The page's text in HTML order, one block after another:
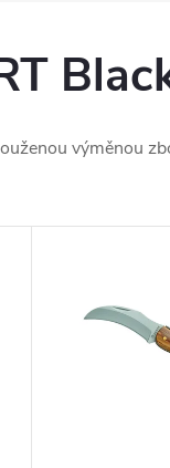
výměnou